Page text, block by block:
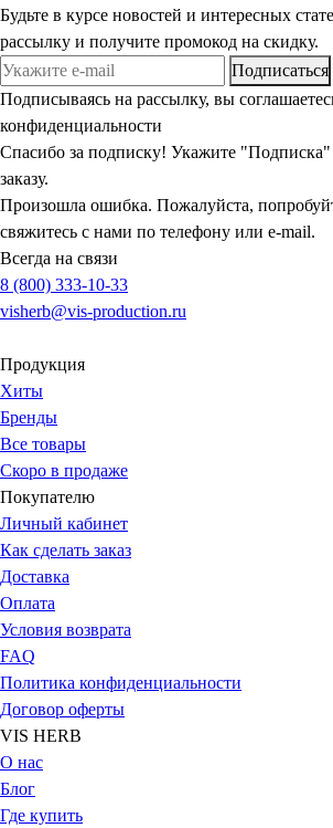
Будьте в курсе новостей и интересных
рассылку и получите промокод на скидку.
Подписаться
Подписываясь на рассылку, вы
конфиденциальности
Спасибо за подписку! Укажите
заказу.
Произошла ошибка. Пожалуйста,
свяжитесь с нами по телефону или e-mail.
Всегда на связи
8 (800) 333-10-33
visherb@vis-production.ru
Продукция
Хиты
Бренды
Все товары
Скоро в продаже
Покупателю
Личный кабинет
Как сделать заказ
Доставка
Оплата
Условия возврата
FAQ
Политика конфиденциальности
Договор оферты
VIS HERB
О нас
Блог
Где купить